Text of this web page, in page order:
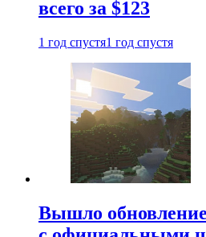
всего за $123
1 год спустя1 год спустя
Вышло